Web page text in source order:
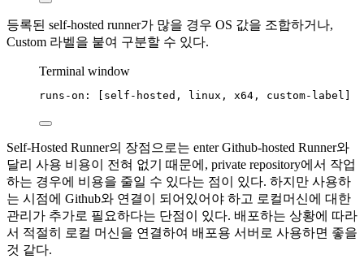
등록된 self-hosted runner가 많을 경우 OS 값을 조합하거나,
Custom 라벨을 붙여 구분할 수 있다.
Terminal window
runs-on: [self-hosted, linux, x64, custom-label]
Self-Hosted Runner의 장점으로는 enter Github-hosted Runner와
달리 사용 비용이 전혀 없기 때문에, private repository에서 작업
하는 경우에 비용을 줄일 수 있다는 점이 있다. 하지만 사용하
는 시점에 Github와 연결이 되어있어야 하고 로컬머신에 대한
관리가 추가로 필요하다는 단점이 있다. 배포하는 상황에 따라
서 적절히 로컬 머신을 연결하여 배포용 서버로 사용하면 좋을
것 같다.